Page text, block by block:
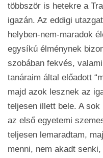
többször is hetekre a
igazán. Az eddigi
helyben-nem-maradok
egysíkú élménynek
szobában fekvés,
tanáraim által előadott
majd azok lesznek az
teljesen illett bele. A
az első egyetemi
teljesen lemaradtam,
menni, nem akadt